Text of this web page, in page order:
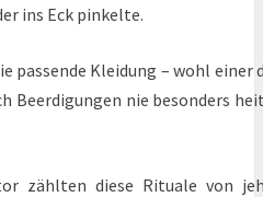
ins Eck pinkelte.
passende Kleidung – wohl einer
Beerdigungen nie besonders
zählten diese Rituale von